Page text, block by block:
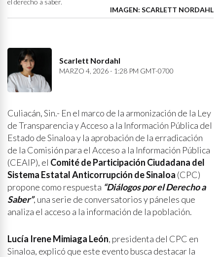
el derecho a saber.
IMAGEN: SCARLETT NORDAHL
Scarlett Nordahl
MARZO 4, 2026 - 1:28 PM GMT-0700
Culiacán, Sin.- En el marco de la armonización de la Ley
de Transparencia y Acceso a la Información Pública del
Estado de Sinaloa y la aprobación de la erradicación
de la Comisión para el Acceso a la Información Pública
(CEAIP), el Comité de Participación Ciudadana del
Sistema Estatal Anticorrupción de Sinaloa (CPC)
propone como respuesta “Diálogos por el Derecho a
Saber”, una serie de conversatorios y páneles que
analiza el acceso a la información de la población.
Lucía Irene Mimiaga León, presidenta del CPC en
Sinaloa, explicó que este evento busca destacar la